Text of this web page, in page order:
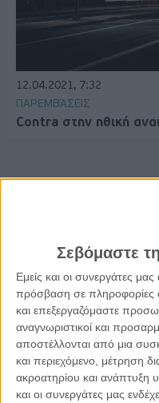
Σεβόμαστε
Εμείς και οι συνεργάτες
πρόσβαση σε πληροφορίες
και επεξεργαζόμαστε
αναγνωριστικοί και
αποστέλλονται από μια
και περιεχόμενο, μέτρηση
ακροατηρίου και ανάπτυξη
και οι συνεργάτες μας
12.04.2021, 7:32
ΠΑΡΕΜΒΆΣΕΙΣ
Contra στην ηθική
Κέλλυ
γράφει
της”
Γιάννης
Οι